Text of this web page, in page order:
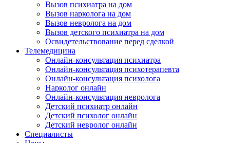
Вызов психиатра на дом
Вызов нарколога на дом
Вызов невролога на дом
Вызов детского психиатра на дом
Освидетельствование перед сделкой
Телемедицина
Онлайн-консультация психиатра
Онлайн-консультация психотерапевта
Онлайн-консультация психолога
Нарколог онлайн
Онлайн-консультация невролога
Детский психиатр онлайн
Детский психолог онлайн
Детский невролог онлайн
Специалисты